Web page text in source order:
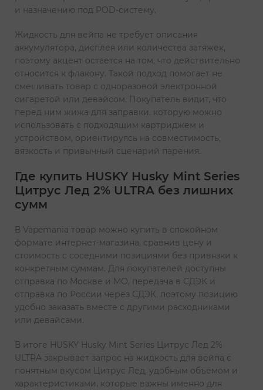
и назначению под POD-систему.
Жидкость для вейпа не требует описания
аккумулятора, дисплея или количества затяжек,
поэтому акцент остается на том, что действительно
относится к флакону. Такой подход помогает не
смешивать товар с одноразовой электронной
сигаретой или девайсом. Покупатель видит, что
перед ним жижа для заправки, которую можно
использовать с подходящим картриджем и
устройством, ориентируясь на совместимость,
вязкость и привычный сценарий парения.
Где купить HUSKY Husky Mint Series
Цитрус Лед 2% ULTRA без лишних
сумм
В Vapemania товар можно купить в спокойном
формате интернет-магазина, сравнив цену и
стоимость с соседними позициями без привязки к
конкретным суммам. Для покупателей доступны
отправка по Москве и МО, передача в СДЭК и
отправка по России через СДЭК, поэтому позицию
удобно заказать вместе с другими расходниками
или девайсами.
В итоге HUSKY Husky Mint Series Цитрус Лед 2%
ULTRA закрывает запрос на жидкость для вейпа с
понятным вкусом Цитрус Лед, удобным объемом и
характеристиками, которые важны именно для